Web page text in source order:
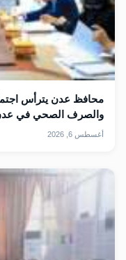
محافظ عدن يترأس
والصرف الصحي في
أغسطس 6, 2026